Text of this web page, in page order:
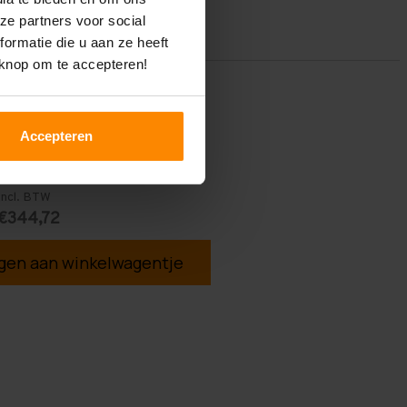
partners voor social
die u aan ze heeft
om te accepteren!
Accepteren
BTW
aan winkelwagentje